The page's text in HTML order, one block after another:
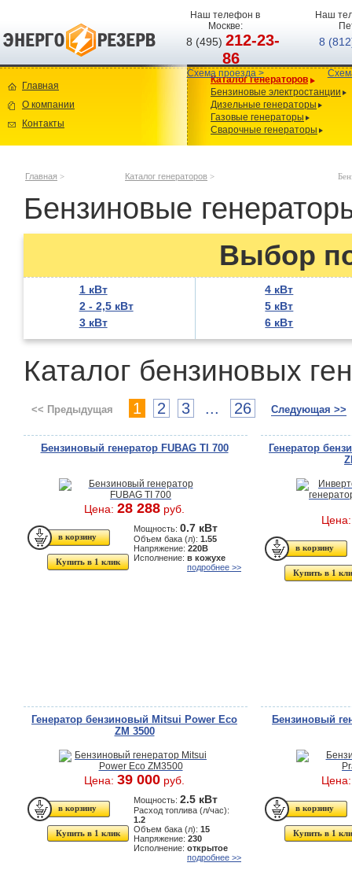
Наш телефон в
Москве:
8 (495)212-23-
86
Схема проезда >
Наш
8
Главная
О компании
Контакты
Каталог генераторов
Бензиновые электростанции
Дизельные генераторы
Газовые генераторы
Сварочные генераторы
Главная > Каталог генераторов >
Бензиновые
Выбор
1 кВт
2 - 2,5 кВт
3 кВт
4 кВт
5 кВт
6 кВт
Каталог бензиновых
<< Предыдущая 1 2 3 ... 26 Следующая >>
Бензиновый генератор FUBAG TI 700
Цена: 28 288 руб.
Купить в 1 клик
Мощность: 0.7 кВт
Объем бака (л): 1.55
Напряжение: 220В
Исполнение: в кожухе
подробнее >>
Генератор
Купить в 1
Генератор бензиновый Mitsui Power Eco
ZM 3500
Цена: 39 000 руб.
Купить в 1 клик
Мощность: 2.5 кВт
Расход топлива (л/час):
1.2
Объем бака (л): 15
Напряжение: 230
Исполнение: открытое
подробнее >>
Бензиновый
Купить в 1